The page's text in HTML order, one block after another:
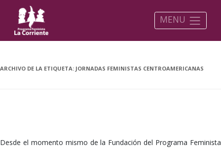
MENU
ARCHIVO DE LA ETIQUETA: JORNADAS FEMINISTAS CENTROAMERICANAS
Desde el momento mismo de la Fundación del Programa Feminista